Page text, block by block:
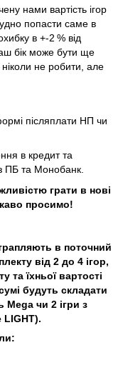
нами вартість ігор
попасти саме в
в +-2 % від
бік може бути ще
не робити, але
післяплати НП чи
в кредит та
ПБ та Монобанк.
грати в нові
просимо!
в поточний
від 2 до 4 ігор,
та їхньої вартості
будуть складати
чи 2 ігри з
LIGHT).